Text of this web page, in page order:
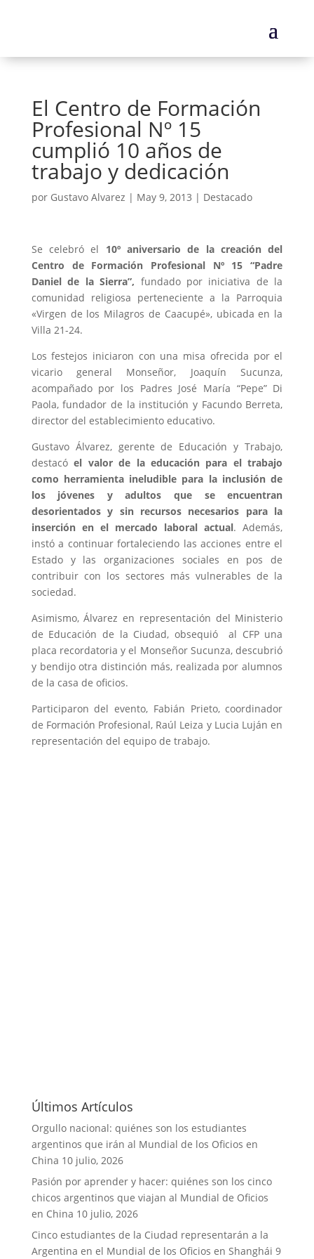
El Centro de Formación
Profesional Nº 15
cumplió 10 años de
trabajo y dedicación
por Gustavo Alvarez | May 9, 2013 | Destacado
Se celebró el 10º aniversario de la creación del
Centro de Formación Profesional Nº 15 “Padre
Daniel de la Sierra”, fundado por iniciativa de la
comunidad religiosa perteneciente a la Parroquia
«Virgen de los Milagros de Caacupé», ubicada en la
Villa 21-24.
Los festejos iniciaron con una misa ofrecida por el
vicario general Monseñor, Joaquín Sucunza,
acompañado por los Padres José María “Pepe” Di
Paola, fundador de la institución y Facundo Berreta,
director del establecimiento educativo.
Gustavo Álvarez, gerente de Educación y Trabajo,
destacóel valor de la educación para el trabajo
como herramienta ineludible para la inclusión de
los jóvenes y adultos que se encuentran
desorientados y sin recursos necesarios para la
inserción en el mercado laboral actual. Además,
instó a continuar fortaleciendo las acciones entre el
Estado y las organizaciones sociales en pos de
contribuir con los sectores más vulnerables de la
sociedad.
Asimismo, Álvarez en representación del Ministerio
de Educación de la Ciudad, obsequió al CFP una
placa recordatoria y el Monseñor Sucunza, descubrió
y bendijo otra distinción más, realizada por alumnos
de la casa de oficios.
Participaron del evento, Fabián Prieto, coordinador
de Formación Profesional, Raúl Leiza y Lucia Luján en
representación del equipo de trabajo.
Últimos Artículos
Orgullo nacional: quiénes son los estudiantes
argentinos que irán al Mundial de los Oficios en
China 10 julio, 2026
Pasión por aprender y hacer: quiénes son los cinco
chicos argentinos que viajan al Mundial de Oficios
en China 10 julio, 2026
Cinco estudiantes de la Ciudad representarán a la
Argentina en el Mundial de los Oficios en Shanghái 9